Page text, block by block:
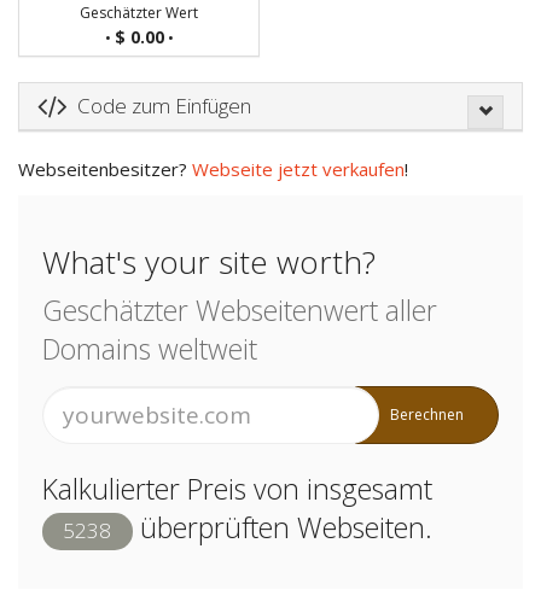
Geschätzter Wert
• $ 0.00•
Code zum Einfügen
Webseitenbesitzer? Webseite jetzt verkaufen!
What's your site worth?
Geschätzter Webseitenwert aller
Domains weltweit
Berechnen
Kalkulierter Preis von insgesamt
5238 überprüften Webseiten.